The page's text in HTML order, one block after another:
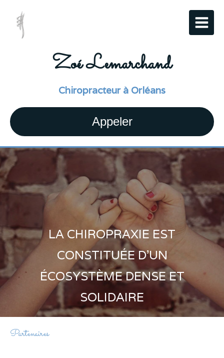
Zoé Lemarchand
Chiropracteur à Orléans
Appeler
LA CHIROPRAXIE EST
CONSTITUÉE D'UN
ÉCOSYSTÈME DENSE ET
SOLIDAIRE
Partenaires